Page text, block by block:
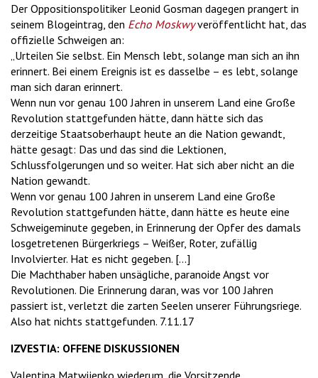
Der Oppositionspolitiker Leonid Gosman dagegen prangert in
seinem Blogeintrag, den Echo Moskwyveröffentlicht hat, das
offizielle Schweigen an:
„Urteilen Sie selbst. Ein Mensch lebt, solange man sich an ihn
erinnert. Bei einem Ereignis ist es dasselbe – es lebt, solange
man sich daran erinnert.
Wenn nun vor genau 100 Jahren in unserem Land eine Große
Revolution stattgefunden hätte, dann hätte sich das
derzeitige Staatsoberhaupt heute an die Nation gewandt,
hätte gesagt: Das und das sind die Lektionen,
Schlussfolgerungen und so weiter. Hat sich aber nicht an die
Nation gewandt.
Wenn vor genau 100 Jahren in unserem Land eine Große
Revolution stattgefunden hätte, dann hätte es heute eine
Schweigeminute gegeben, in Erinnerung der Opfer des damals
losgetretenen Bürgerkriegs – Weißer, Roter, zufällig
Involvierter. Hat es nicht gegeben. [...]
Die Machthaber haben unsägliche, paranoide Angst vor
Revolutionen. Die Erinnerung daran, was vor 100 Jahren
passiert ist, verletzt die zarten Seelen unserer Führungsriege.
Also hat nichts stattgefunden. 7.11.17
IZVESTIA: OFFENE DISKUSSIONEN
Valentina Matwijenko wiederum, die Vorsitzende